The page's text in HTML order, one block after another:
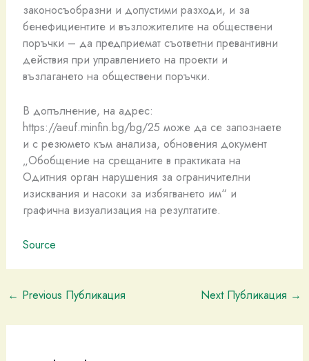
законосъобразни и допустими разходи, и за
бенефициентите и възложителите на обществени
поръчки – да предприемат съответни превантивни
действия при управлението на проекти и
възлагането на обществени поръчки.
В допълнение, на адрес:
https://aeuf.minfin.bg/bg/25 може да се запознаете
и с резюмето към анализа, обновения документ
„Обобщение на срещаните в практиката на
Одитния орган нарушения за ограничителни
изисквания и насоки за избягването им“ и
графична визуализация на резултатите.
Source
← Previous Публикация Next Публикация →